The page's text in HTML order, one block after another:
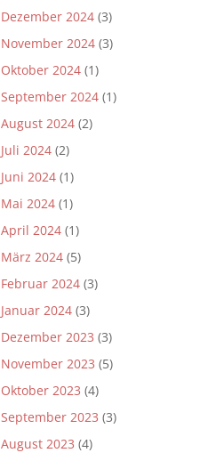
Dezember 2024 (3)
November 2024 (3)
Oktober 2024 (1)
September 2024 (1)
August 2024 (2)
Juli 2024 (2)
Juni 2024 (1)
Mai 2024 (1)
April 2024 (1)
März 2024 (5)
Februar 2024 (3)
Januar 2024 (3)
Dezember 2023 (3)
November 2023 (5)
Oktober 2023 (4)
September 2023 (3)
August 2023 (4)